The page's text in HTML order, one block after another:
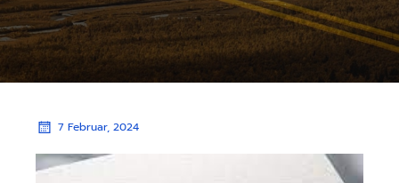
7 Februar, 2024